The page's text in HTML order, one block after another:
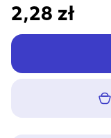
2,28 zł